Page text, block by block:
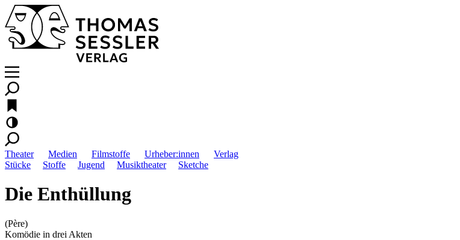
Theater Medien Filmstoffe Urheber:innen
Verlag
Stücke
Stoffe Jugend Musiktheater Sketche
Die Enthüllung
(Père)
Komödie in drei Akten